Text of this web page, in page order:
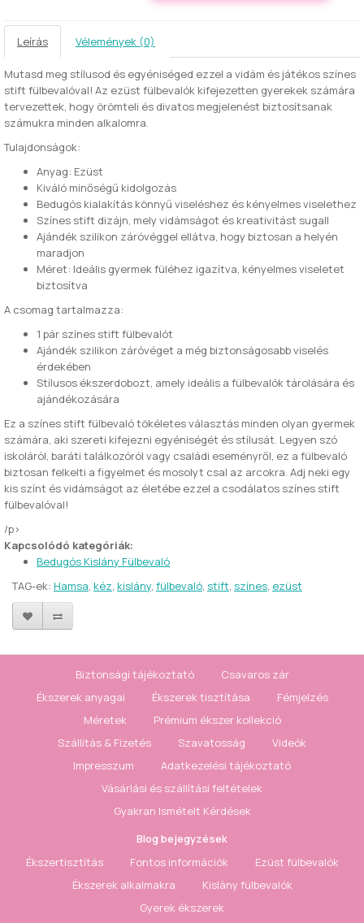
Leírás Vélemények (0)
Mutasd meg stílusod és egyéniséged ezzel a vidám és játékos színes
stift fülbevalóval! Az ezüst fülbevalók kifejezetten gyerekek számára
tervezettek, hogy örömteli és divatos megjelenést biztosítsanak
számukra minden alkalomra.
Tulajdonságok:
Anyag: Ezüst
Kiváló minőségű kidolgozás
Bedugós kialakítás könnyű viseléshez és kényelmes viselethez
Színes stift dizájn, mely vidámságot és kreativitást sugall
Ajándék szilikon záróvéggel ellátva, hogy biztosan a helyén
maradjon
Méret: Ideális gyermek füléhez igazítva, kényelmes viseletet
biztosítva
A csomag tartalmazza:
1 pár színes stift fülbevalót
Ajándék szilikon záróvéget a még biztonságosabb viselés
érdekében
Stílusos ékszerdobozt, amely ideális a fülbevalók tárolására és
ajándékozására
Ez a színes stift fülbevaló tökéletes választás minden olyan gyermek
számára, aki szereti kifejezni egyéniségét és stílusát. Legyen szó
iskoláról, baráti találkozóról vagy családi eseményről, ez a fülbevaló
biztosan felkelti a figyelmet és mosolyt csal az arcokra. Adj neki egy
kis színt és vidámságot az életébe ezzel a csodálatos színes stift
fülbevalóval!
/p>
Kapcsolódó kategóriák:
Bedugós Kislány Fülbevaló
TAG-ek: Hamsa, kéz, kislány, fülbevaló, stift, színes, ezüst
Biztonsági tájékoztató
Csavaros zár
Ékszerek anyagai
Ékszerek tisztítása
Fémjelzés
Méretek
Prémium ékszer kollekció
Szállítás & Fizetés
Szavatosság
Videók
Impresszum
Adatkezelési tájékoztató
Vásárlási és szállítási feltételek
Gyakran Ismételt Kérdések
Blog bejegyzések
Ékszertisztítás
Fontos információk
Ezüst fülbevalók
Ékszerek alkalmakra
Kislány fülbevalók
Gyerek ékszerek